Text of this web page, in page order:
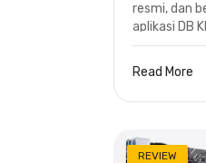
resmi, dan
aplikasi DB
Read More
REVIEW